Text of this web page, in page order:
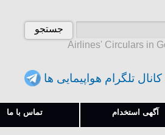
Airlines' Circulars in
کانال تلگرام هواپیمایی ها
آگهی استخدام تماس با ما
Friday 7 August 2026
آدینه 16 امرداد 1405